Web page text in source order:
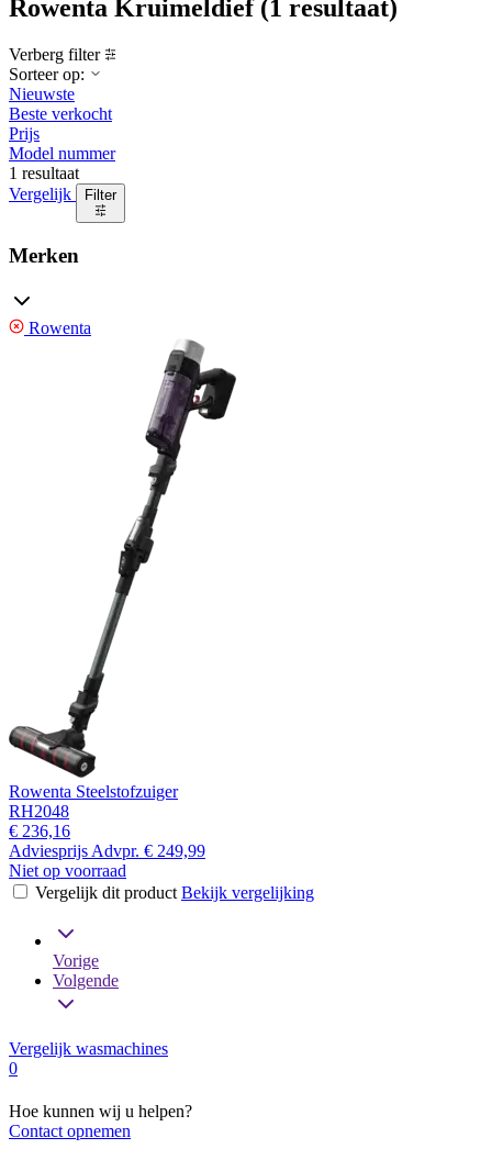
Rowenta Kruimeldief(1 resultaat)
Verberg filter
Sorteer op:
Nieuwste
Beste verkocht
Prijs
Model nummer
1 resultaat
Vergelijk
Filter
Merken
Rowenta
Rowenta Steelstofzuiger
RH2048
€ 236,16
Adviesprijs Advpr. € 249,99
Niet op voorraad
Vergelijk dit product Bekijk vergelijking
Vorige
Volgende
Vergelijk wasmachines
0
Hoe kunnen wij u helpen?
Contact opnemen